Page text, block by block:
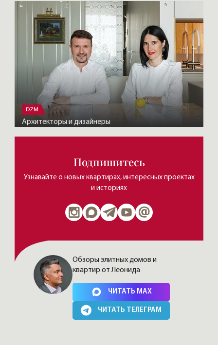
DZM
Архитекторы и дизайнеры
Подпишитесь
Узнавайте о новых квартирах, интересных проектах
и историях
Нажимая на кнопку, Вы соглашаетесь cполитикой сайта
Обзоры элитных домов и
квартир от Леонида
ЧИТАТЬ MAX
ЧИТАТЬ ТЕЛЕГРАМ